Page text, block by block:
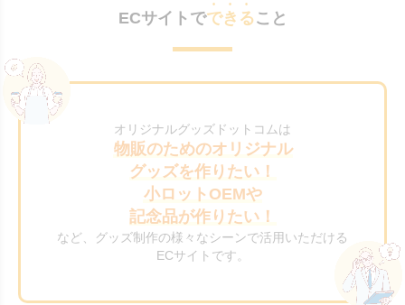
ECサイトでできること
オリジナルグッズドットコムは
物販のためのオリジナル
グッズを作りたい！
小ロットOEMや
記念品が作りたい！
など、グッズ制作の様々なシーンで活用いただける
ECサイトです。